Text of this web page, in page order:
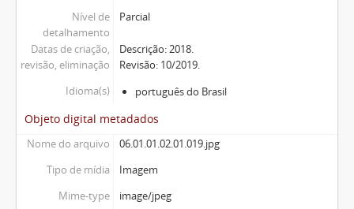
Nível de
detalhamento
Parcial
Datas de criação,
revisão, eliminação
Descrição: 2018.
Revisão: 10/2019.
Idioma(s)
português do Brasil
Objeto digital metadados
Nome do arquivo
06.01.01.02.01.019.jpg
Tipo de mídia
Imagem
Mime-type
image/jpeg